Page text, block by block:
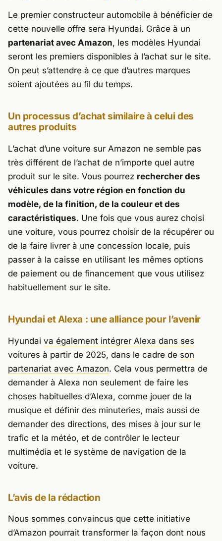
Le premier constructeur automobile à bénéficier de
cette nouvelle offre sera Hyundai. Grâce à un
partenariat avec Amazon, les modèles Hyundai
seront les premiers disponibles à l’achat sur le site.
On peut s’attendre à ce que d’autres marques
soient ajoutées au fil du temps.
Un processus d’achat similaire à celui des
autres produits
L’achat d’une voiture sur Amazon ne semble pas
très différent de l’achat de n’importe quel autre
produit sur le site. Vous pourrez rechercher des
véhicules dans votre région en fonction du
modèle, de la finition, de la couleur et des
caractéristiques. Une fois que vous aurez choisi
une voiture, vous pourrez choisir de la récupérer ou
de la faire livrer à une concession locale, puis
passer à la caisse en utilisant les mêmes options
de paiement ou de financement que vous utilisez
habituellement sur le site.
Hyundai et Alexa : une alliance pour l’avenir
Hyundai va également intégrer Alexa dans ses
voitures à partir de 2025, dans le cadre de son
partenariat avec Amazon. Cela vous permettra de
demander à Alexa non seulement de faire les
choses habituelles d’Alexa, comme jouer de la
musique et définir des minuteries, mais aussi de
demander des directions, des mises à jour sur le
trafic et la météo, et de contrôler le lecteur
multimédia et le système de navigation de la
voiture.
L’avis de la rédaction
Nous sommes convaincus que cette initiative
d’Amazon pourrait transformer la façon dont nous